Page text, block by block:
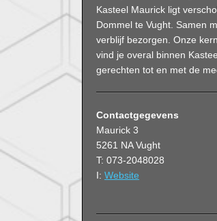
Kasteel Maurick ligt
Dommel te Vught. Samen
verblijf bezorgen. Onze
vind je overal binnen
gerechten tot en met de
Contactgegevens
Maurick 3
5261 NA Vught
T: 073-2048028
I: Website